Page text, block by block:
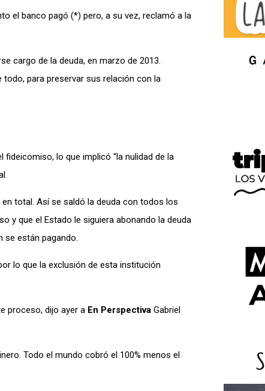
el banco pagó (*) pero, a su vez, reclamó a la
cargo de la deuda, en marzo de 2013.
todo, para preservar sus relación con la
lo que implicó “la nulidad de la
en total. Así se saldó la deuda con todos los
y que el Estado le siguiera abonando la deuda
se están pagando.
lo que la exclusión de esta institución
proceso, dijo ayer a En Perspectiva Gabriel
Todo el mundo cobró el 100% menos el